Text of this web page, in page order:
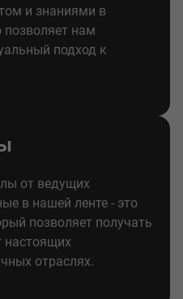
и знаниями в
позволяет нам
подход к
от ведущих
в нашей ленте - это
позволяет получать
настоящих
отраслях.